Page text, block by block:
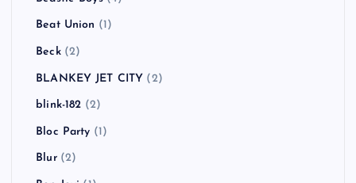
Beat Union (1)
Beck(2)
BLANKEY JET CITY (2)
blink-182 (2)
Bloc Party (1)
Blur(2)